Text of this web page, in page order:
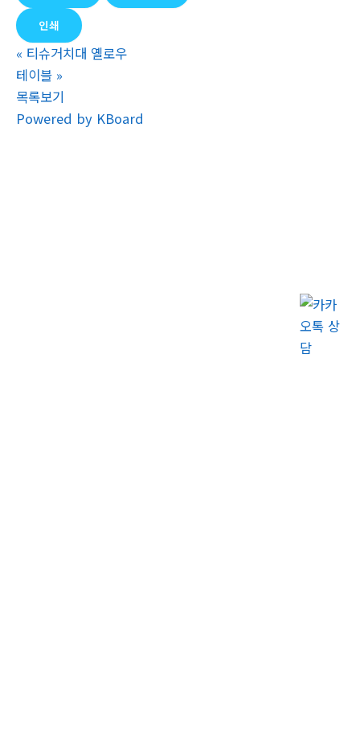
인쇄
« 티슈거치대 옐로우
테이블 »
목록보기
Powered by KBoard